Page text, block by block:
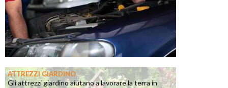
ATTREZZI GIARDINO
Gli attrezzi giardino aiutano a lavorare la terra in